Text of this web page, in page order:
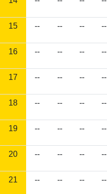
15 -- -- -- --
16 -- -- -- --
17 -- -- -- --
18 -- -- -- --
19 -- -- -- --
20 -- -- -- --
21 -- -- -- --